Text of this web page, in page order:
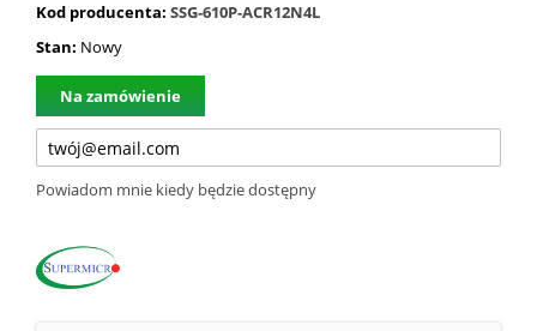
Kod producenta: SSG-610P-ACR12N4L
Stan: Nowy
Na zamówienie
Powiadom mnie kiedy będzie dostępny